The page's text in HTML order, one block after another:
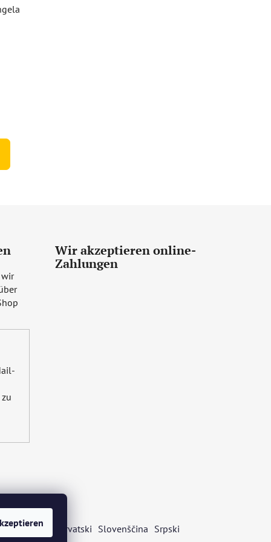
zu
Wir akzeptieren online-
Zahlungen
Български Hrvatski Slovenščina Srpski